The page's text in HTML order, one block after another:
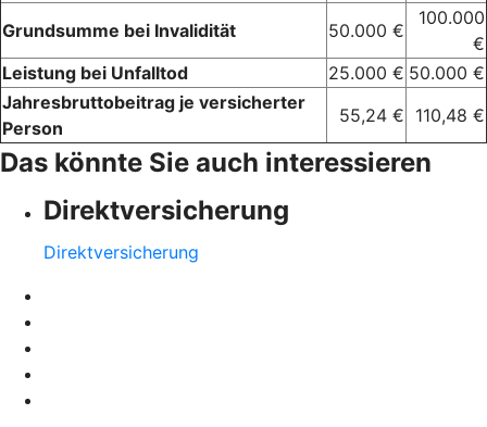
Grundsumme bei Invalidität
50.000 €
100.000
€
Leistung bei Unfalltod
25.000 € 50.000 €
Jahresbruttobeitrag je versicherter
Person
55,24 € 110,48 €
Das könnte Sie auch interessieren
Direktversicherung
Direktversicherung